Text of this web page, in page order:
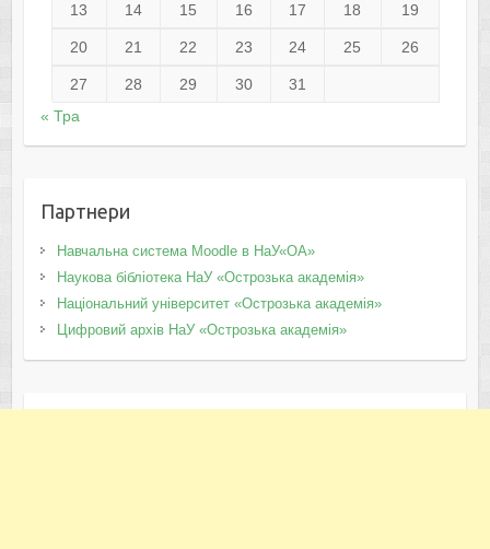
13 14 15 16 17 18 19
20 21 22 23 24 25 26
27 28 29 30
31
« Тра
Партнери
Навчальна система Moodle в НаУ«ОА»
Наукова бібліотека НаУ «Острозька академія»
Національний університет «Острозька академія»
Цифровий архів НаУ «Острозька академія»